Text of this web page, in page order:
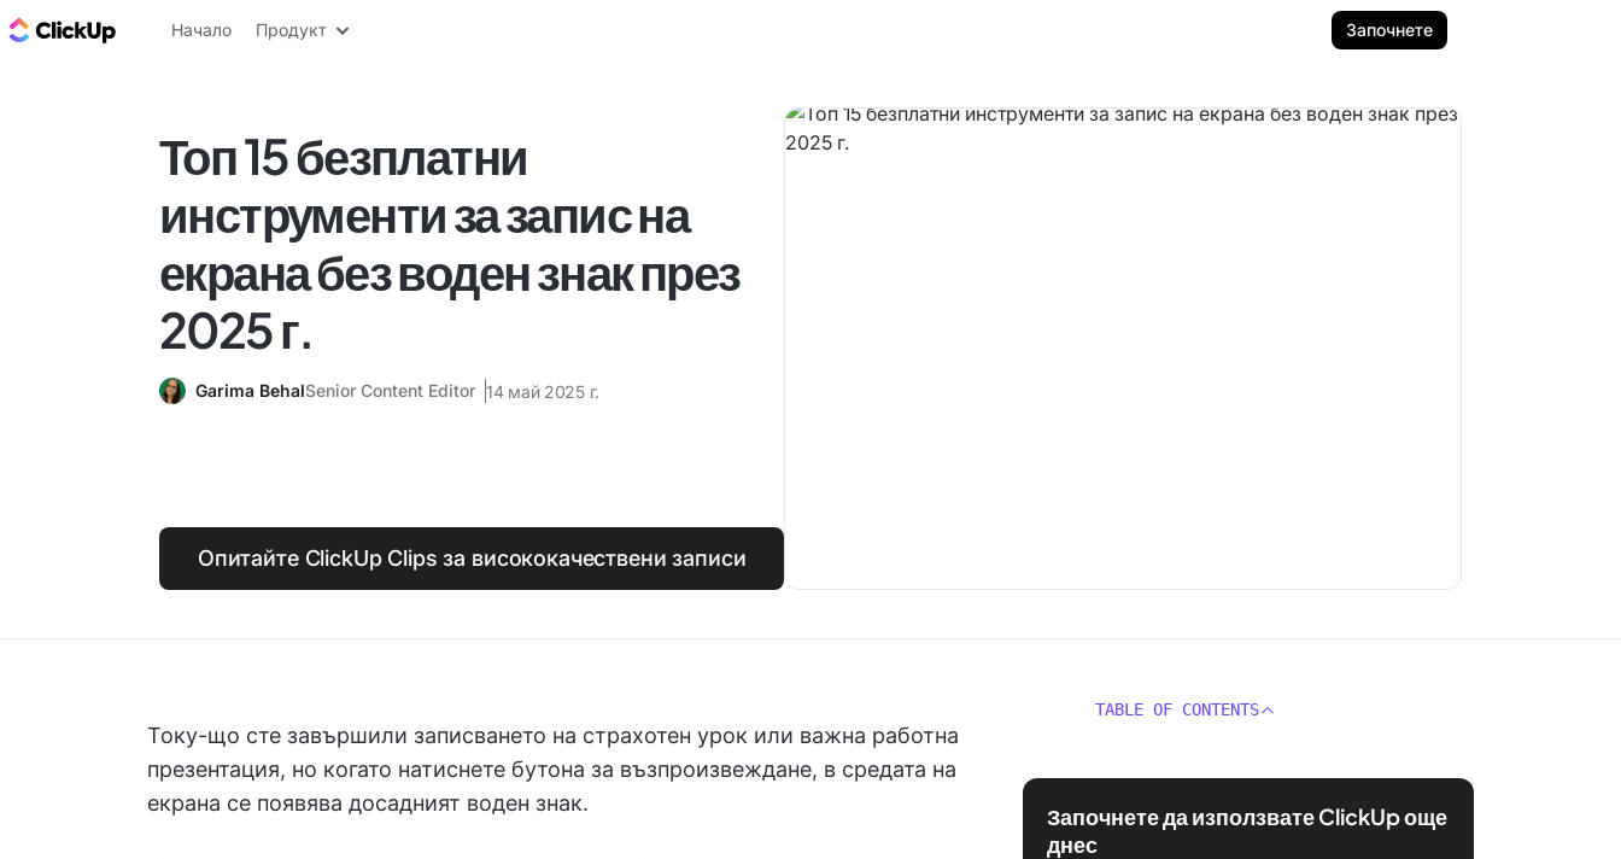
ClickUp блог
Начало Продукт Започнете
Топ 15 безплатни
инструменти за запис на
екрана без воден знак през
2025 г.
Garima BehalSenior Content Editor 14 май 2025 г.
Опитайте ClickUp Clips за висококачествени записи
Току-що сте завършили записването на страхотен урок или важна работна
презентация, но когато натиснете бутона за възпроизвеждане, в средата на
екрана се появява досадният воден знак.
TABLE OF CONTENTS
Започнете да използвате ClickUp още
днес